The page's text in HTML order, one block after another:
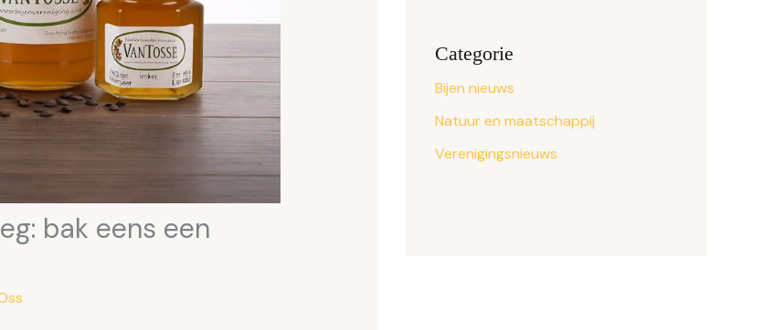
bak eens een
Categorie
Bijen nieuws
Natuur en maatschappij
Verenigingsnieuws